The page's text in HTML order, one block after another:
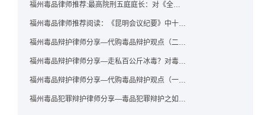
福州毒品律师推荐:最高院刑五庭庭长：对《全国法院毒品案件审判工作会议纪要》的理解与适用
福州毒品律师推荐阅读：《昆明会议纪要》中十个“意想不到”的规定
福州毒品辩护律师分享—代购毒品辩护观点（二）——“牟利”之辩
福州毒品辩护律师分享—走私百公斤冰毒？对毒品缺失型走私毒品罪案件，该如何有效辩护
福州毒品辩护律师分享—代购毒品辩护观点（一）——“真假”之辩
福州毒品犯罪辩护律师分享—毒品犯罪辩护之如何提炼言辞证据